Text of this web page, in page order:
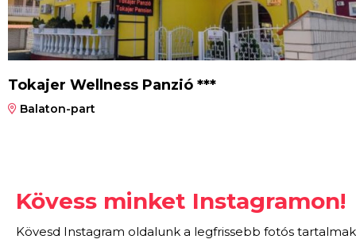
Tokajer Wellness Panzió ***
Balaton-part
Kövess minket Instagramon!
Kövesd Instagram oldalunk a legfrissebb fotós